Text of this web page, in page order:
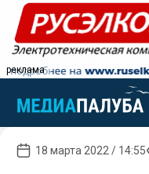
реклама
18 марта 2022 / 14:55